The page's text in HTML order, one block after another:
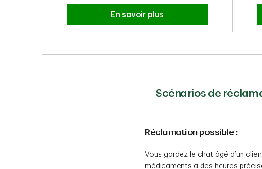
En savoir plus
Scénarios de
Réclamation possible :
Vous gardez le chat âgé d’un
médicaments à des heures